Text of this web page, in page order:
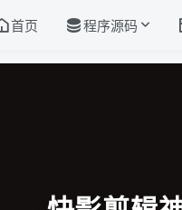
首页 程序源码